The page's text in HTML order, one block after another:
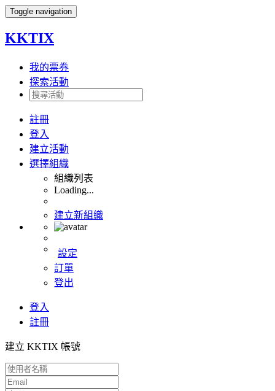
Toggle navigation
KKTIX
我的票券
探索活動
註冊
登入
建立活動
選擇組織
組織列表
Loading...
建立新組織
設定
訂單
登出
登入
註冊
建立 KKTIX 帳號